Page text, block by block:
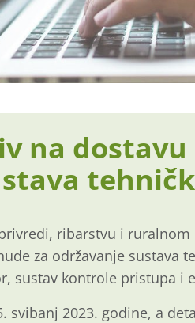
na
ribarstvu i
za održavanje sustava
sustav kontrole pristupa i
svibanj 2023. godine, a